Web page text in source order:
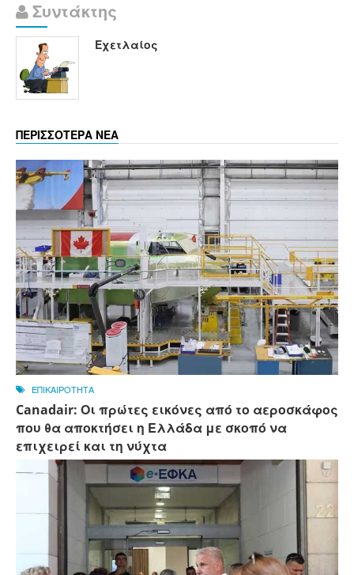
Συντάκτης
Εχετλαίος
ΠΕΡΙΣΣΟΤΕΡΑ ΝΕΑ
ΕΠΙΚΑΙΡΟΤΗΤΑ
Canadair: Οι πρώτες εικόνες από το αεροσκάφος
που θα αποκτήσει η Ελλάδα με σκοπό να
επιχειρεί και τη νύχτα